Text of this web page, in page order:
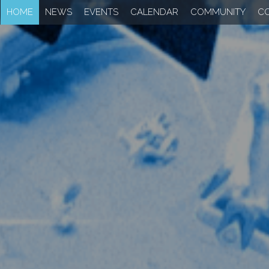
NEWS EVENTS CALENDAR COMMUNITY COMPANY